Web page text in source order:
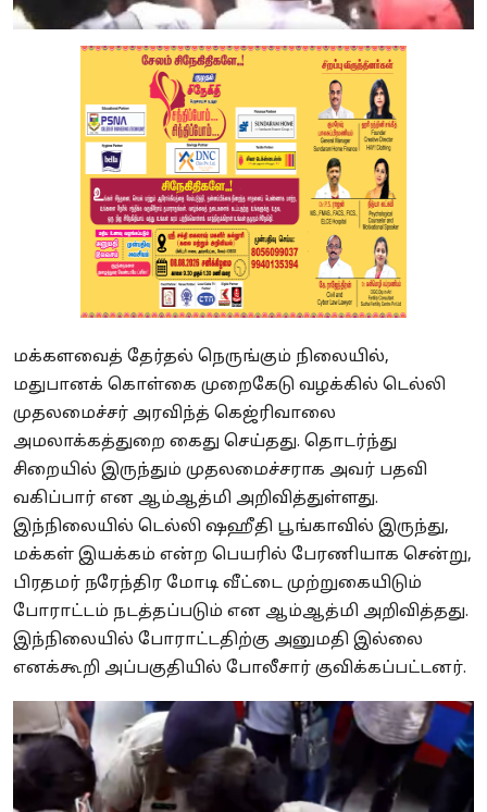
மக்களவைத் தேர்தல் நெருங்கும் நிலையில்,
மதுபானக் கொள்கை முறைகேடு வழக்கில் டெல்லி
முதலமைச்சர் அரவிந்த் கெஜ்ரிவாலை
அமலாக்கத்துறை கைது செய்தது. தொடர்ந்து
சிறையில் இருந்தும் முதலமைச்சராக அவர் பதவி
வகிப்பார் என ஆம்ஆத்மி அறிவித்துள்ளது.
இந்நிலையில் டெல்லி ஷஹீதி பூங்காவில் இருந்து,
மக்கள் இயக்கம் என்ற பெயரில் பேரணியாக சென்று,
பிரதமர் நரேந்திர மோடி வீட்டை முற்றுகையிடும்
போராட்டம் நடத்தப்படும் என ஆம்ஆத்மி அறிவித்தது.
இந்நிலையில் போராட்டதிற்கு அனுமதி இல்லை
எனக்கூறி அப்பகுதியில் போலீசார் குவிக்கப்பட்டனர்.